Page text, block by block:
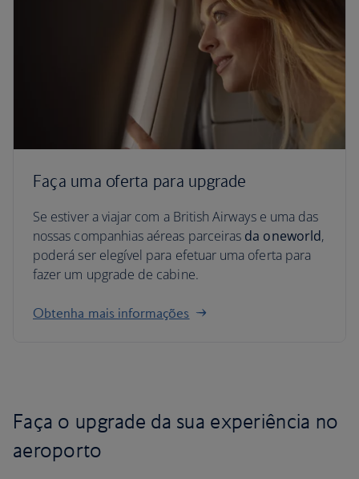
Faça uma oferta para upgrade
Se estiver a viajar com a British Airways e uma das
nossas companhias aéreas parceiras da oneworld,
poderá ser elegível para efetuar uma oferta para
fazer um upgrade de cabine.
Obtenha mais informações
Faça o upgrade da sua experiência no
aeroporto